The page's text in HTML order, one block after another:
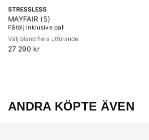
STRESSLESS
MAYFAIR (S)
Fåtölj inklusive pall
Välj bland flera utförande
27 290 kr
ANDRA KÖPTE ÄVEN